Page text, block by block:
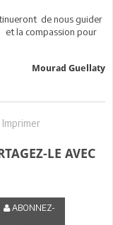
de nous guider
et la compassion pour
Mourad Guellaty
Imprimer
LE AVEC
ABONNEZ-